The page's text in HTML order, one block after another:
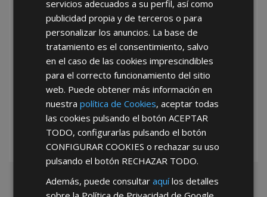
*Abstenerse particulares, sólo venta a tiendas y empresas minoristas y
servicios adecuados a su perfil, así como
publicidad propia y de terceros o para
personalizar los anuncios. La base de
tratamiento es el consentimiento, salvo
en el caso de las cookies imprescindibles
para el correcto funcionamiento del sitio
web. Puede obtener más información en
nuestrapolítica de Cookies, aceptar todas
las cookies pulsando el botónACEPTAR
TODO, configurarlas pulsando el botón
CONFIGURAR COOKIES o rechazar su uso
pulsando el botón RECHAZAR TODO.
Además, puede consultaraquílos detalles